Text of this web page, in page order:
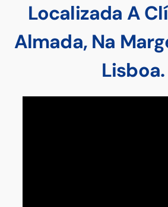
Localizada A
Almada, Na
Lisboa.